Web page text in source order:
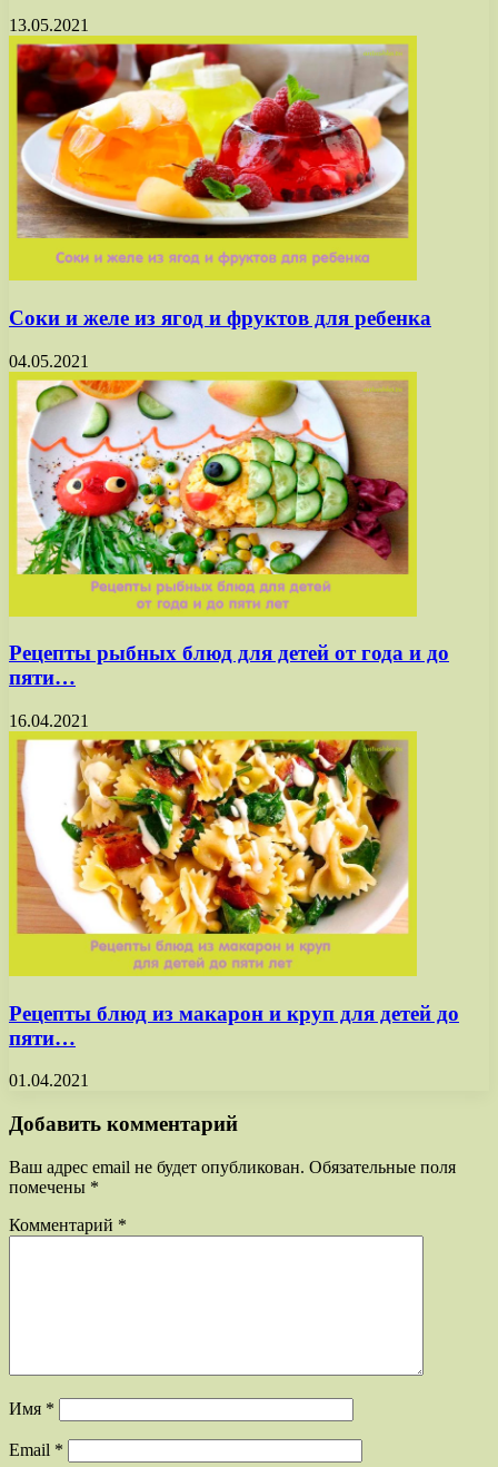
13.05.2021
Соки и желе из ягод и фруктов для ребенка
04.05.2021
Рецепты рыбных блюд для детей от года и до
пяти…
16.04.2021
Рецепты блюд из макарон и круп для детей до
пяти…
01.04.2021
Добавить комментарий
Ваш адрес email не будет опубликован. Обязательные поля
помечены *
Комментарий *
Имя *
Email *